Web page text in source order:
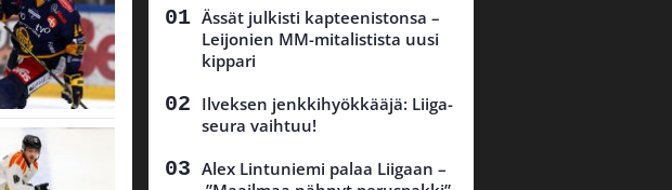
Ässät julkisti kapteenistonsa –
Leijonien MM-mitalistista uusi
kippari
Ilveksen jenkkihyökkääjä: Liiga-
seura vaihtuu!
Alex Lintuniemi palaa Liigaan –